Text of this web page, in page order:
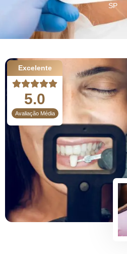
SP
Excelente
5.0
Avaliação Média